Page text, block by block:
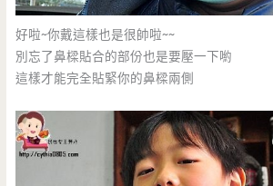
好啦~你戴這樣也是很帥啦~~
別忘了鼻樑貼合的部份也是要壓一下喲
這樣才能完全貼緊你的鼻樑兩側